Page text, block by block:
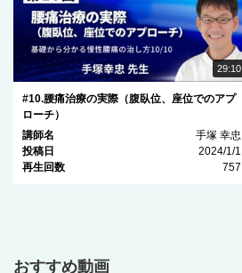
29:10
#10.腰痛治療の実際（腹臥位、座位でのアプ
ローチ）
講師名
手塚 幸忠
投稿日
2024/1/1
再生回数
757
おすすめ動画